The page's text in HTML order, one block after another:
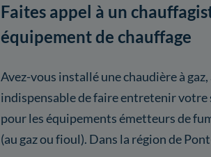
Faites appel à un
équipement de chauffage
Avez-vous installé une chaudière à
indispensable de faire entretenir
pour les équipements émetteurs de
(au gaz ou fioul). Dans la région de